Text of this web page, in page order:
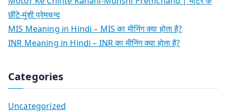
छींटे-मुंशी प्रेमचन्द
MIS Meaning in Hindi – MIS का मीनिंग क्या होता है?
INR Meaning in Hindi – INR का मीनिंग क्या होता है?
Categories
Uncategorized